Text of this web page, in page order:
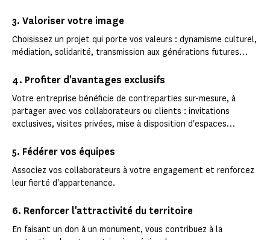
3. Valoriser votre image
Choisissez un projet qui porte vos valeurs : dynamisme culturel,
médiation, solidarité, transmission aux générations futures…
4. Profiter d'avantages exclusifs
Votre entreprise bénéficie de contreparties sur-mesure, à
partager avec vos collaborateurs ou clients : invitations
exclusives, visites privées, mise à disposition d'espaces…
5. Fédérer vos équipes
Associez vos collaborateurs à votre engagement et renforcez
leur fierté d'appartenance.
6. Renforcer l'attractivité du territoire
En faisant un don à un monument, vous contribuez à la